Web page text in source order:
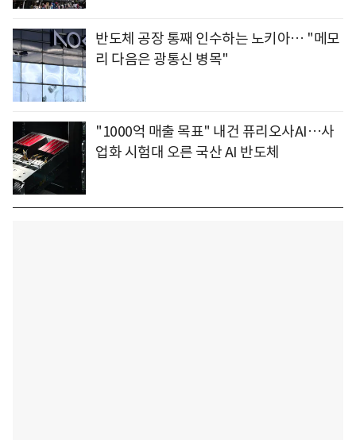
반도체 공장 통째 인수하는 노키아… "메모
리 다음은 광통신 병목"
"1000억 매출 목표" 내건 퓨리오사AI…사
업화 시험대 오른 국산 AI 반도체